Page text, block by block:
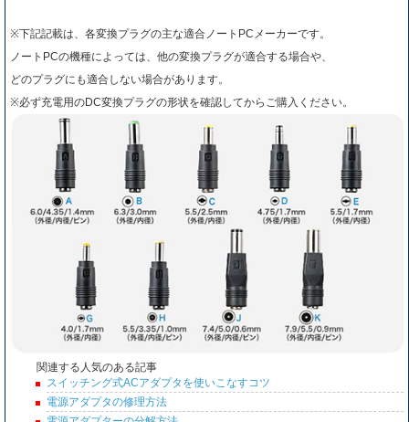
※下記記載は、各変換プラグの主な適合ノートPCメーカーです。
ノートPCの機種によっては、他の変換プラグが適合する場合や、
どのプラグにも適合しない場合があります。
※必ず充電用のDC変換プラグの形状を確認してからご購入ください。
関連する人気のある記事
スイッチング式ACアダプタを使いこなすコツ
電源アダプタの修理方法